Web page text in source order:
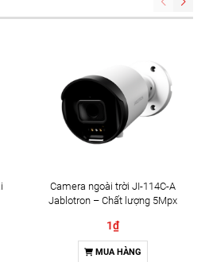
Camera ngoài trời JI-114C-A
Jablotron – Chất lượng 5Mpx
1₫
MUA HÀNG